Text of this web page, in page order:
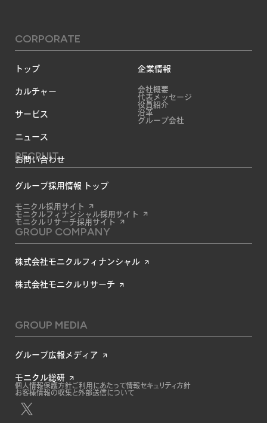
CORPORATE
トップ
カルチャー
サービス
ニュース
お問い合わせ
企業情報
会社概要
代表メッセージ
役員紹介
沿革
グループ会社
RECRUIT
グループ採用情報 トップ
モニクル採用サイト
モニクルフィナンシャル採用サイト
モニクルリサーチ採用サイト
GROUP COMPANY
株式会社モニクルフィナンシャル
株式会社モニクルリサーチ
GROUP MEDIA
グループ広報メディア
モニクル総研
個人情報保護方針ご利用にあたって情報セキュリティ方針
お客様情報の収集と外部送信について